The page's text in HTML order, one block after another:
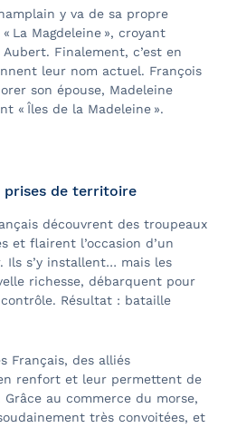
y va de sa propre
La Magdeleine », croyant
Finalement, c’est en
leur nom actuel. François
son épouse, Madeleine
« Îles de la Madeleine ».
prises de territoire
découvrent des troupeaux
et flairent l’occasion d’un
Ils s’y installent… mais les
richesse, débarquent pour
Résultat : bataille
Français, des alliés
renfort et leur permettent de
au commerce du morse,
très convoitées, et